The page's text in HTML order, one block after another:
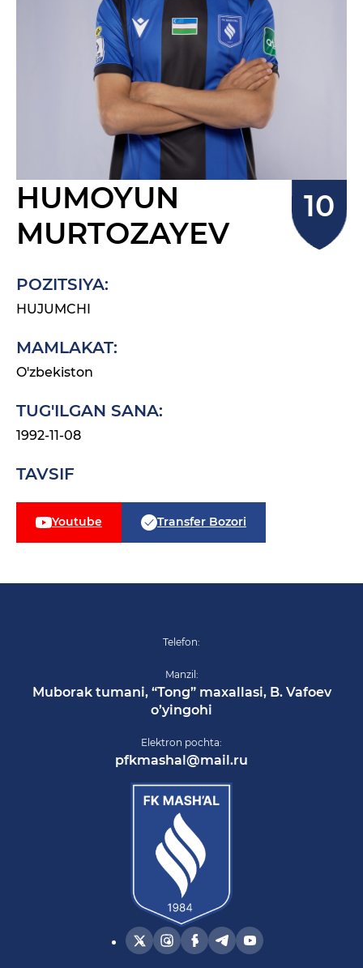
HUMOYUN
MURTOZAYEV
POZITSIYA:
HUJUMCHI
MAMLAKAT:
O'zbekiston
TUG'ILGAN SANA:
1992-11-08
TAVSIF
Youtube Transfer Bozori
Telefon:
Manzil:
Muborak tumani, “Tong” maxallasi, B. Vafoev
o’yingohi
Elektron pochta:
pfkmashal@mail.ru